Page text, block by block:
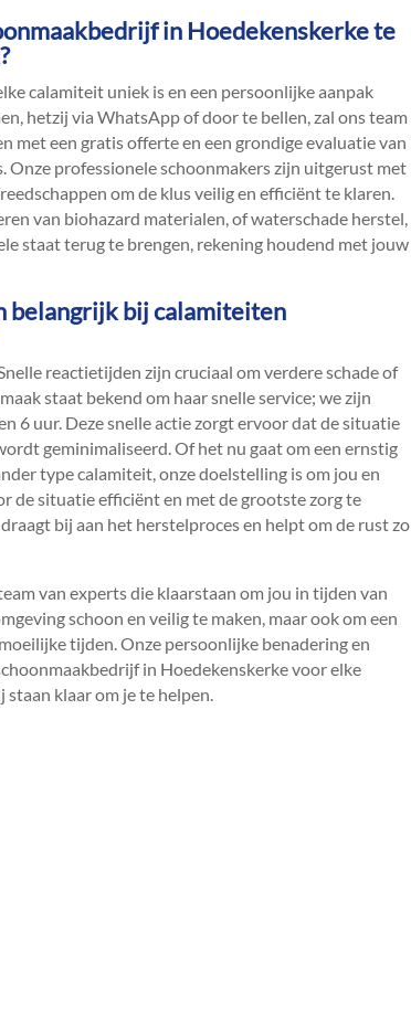
in Hoedekenskerke te
calamiteit uniek is en een persoonlijke aanpak
hetzij via WhatsApp of door te bellen, zal ons team
met een gratis offerte en een grondige evaluatie van
Onze professionele schoonmakers zijn uitgerust met
om de klus veilig en efficiënt te klaren.​
van biohazard materialen, of waterschade herstel,
staat terug te brengen, rekening houdend met jouw
belangrijk bij calamiteiten
reactietijden zijn cruciaal om verdere schade of
staat bekend om haar snelle service; we zijn
6 uur.​ Deze snelle actie zorgt ervoor dat de situatie
geminimaliseerd.​ Of het nu gaat om een ernstig
type calamiteit, onze doelstelling is om jou en
de situatie efficiënt en met de grootste zorg te
bij aan het herstelproces en helpt om de rust zo
van experts die klaarstaan om jou in tijden van
schoon en veilig te maken, maar ook om een
tijden.​ Onze persoonlijke benadering en
in Hoedekenskerke voor elke
klaar om je te helpen.​